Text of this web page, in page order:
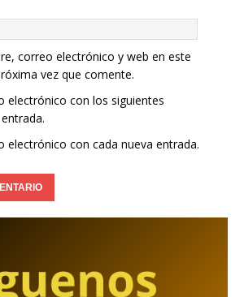
correo electrónico y web en este
vez que comente.
electrónico con los siguientes
electrónico con cada nueva entrada.